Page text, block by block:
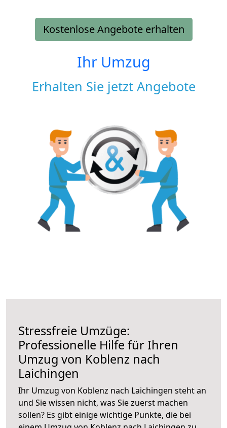
Kostenlose Angebote erhalten
Ihr Umzug
Erhalten Sie jetzt Angebote
Stressfreie Umzüge:
Professionelle Hilfe für Ihren
Umzug von Koblenz nach
Laichingen
Ihr Umzug von Koblenz nach Laichingen steht an
und Sie wissen nicht, was Sie zuerst machen
sollen? Es gibt einige wichtige Punkte, die bei